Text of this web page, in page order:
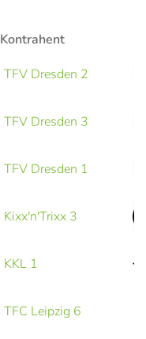
Kontrahent
TFV Dresden 2
TFV Dresden 3
TFV Dresden 1
Kixx'n'Trixx 3
KKL 1
TFC Leipzig 6